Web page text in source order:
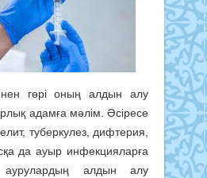
гөрі оның алдын алу
адамға мәлім. Әсіресе
туберкулез, дифтерия,
да ауыр инфекцияларға
алдын алу